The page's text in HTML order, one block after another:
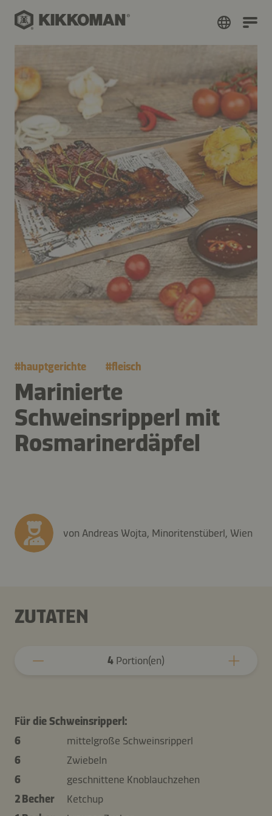
#hauptgerichte #fleisch
Marinierte
Schweinsripperl mit
Rosmarinerdäpfel
von Andreas Wojta, Minoritenstüberl, Wien
ZUTATEN
4 Portion(en)
Für die Schweinsripperl:
6
mittelgroße Schweinsripperl
6
Zwiebeln
6
geschnittene Knoblauchzehen
2 Becher
Ketchup